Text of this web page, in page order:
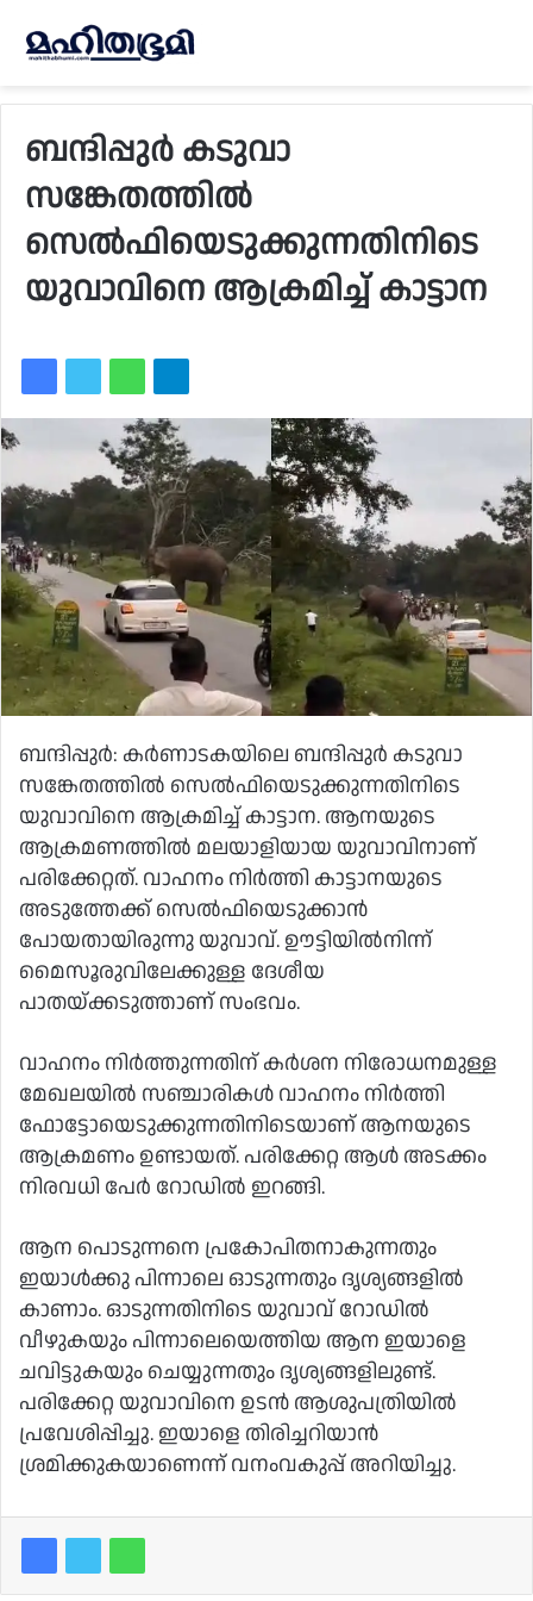
ബന്ദിപ്പുര്‍ കടുവാ
സങ്കേതത്തില്‍
സെല്‍ഫിയെടുക്കുന്നതിനിടെ
യുവാവിനെ ആക്രമിച്ച് കാട്ടാന
ബന്ദിപ്പുര്‍: കര്‍ണാടകയിലെ ബന്ദിപ്പുര്‍ കടുവാ
സങ്കേതത്തില്‍ സെല്‍ഫിയെടുക്കുന്നതിനിടെ
യുവാവിനെ ആക്രമിച്ച് കാട്ടാന. ആനയുടെ
ആക്രമണത്തില്‍ മലയാളിയായ യുവാവിനാണ്
പരിക്കേറ്റത്. വാഹനം നിര്‍ത്തി കാട്ടാനയുടെ
അടുത്തേക്ക് സെല്‍ഫിയെടുക്കാന്‍
പോയതായിരുന്നു യുവാവ്. ഊട്ടിയില്‍നിന്ന്
മൈസൂരുവിലേക്കുള്ള ദേശീയ
പാതയ്ക്കടുത്താണ് സംഭവം.
വാഹനം നിര്‍ത്തുന്നതിന് കര്‍ശന നിരോധനമുള്ള
മേഖലയില്‍ സഞ്ചാരികള്‍ വാഹനം നിര്‍ത്തി
ഫോട്ടോയെടുക്കുന്നതിനിടെയാണ് ആനയുടെ
ആക്രമണം ഉണ്ടായത്. പരിക്കേറ്റ ആള്‍ അടക്കം
നിരവധി പേര്‍ റോഡില്‍ ഇറങ്ങി.
ആന പൊടുന്നനെ പ്രകോപിതനാകുന്നതും
ഇയാള്‍ക്കു പിന്നാലെ ഓടുന്നതും ദൃശ്യങ്ങളില്‍
കാണാം. ഓടുന്നതിനിടെ യുവാവ് റോഡില്‍
വീഴുകയും പിന്നാലെയെത്തിയ ആന ഇയാളെ
ചവിട്ടുകയും ചെയ്യുന്നതും ദൃശ്യങ്ങളിലുണ്ട്.
പരിക്കേറ്റ യുവാവിനെ ഉടന്‍ ആശുപത്രിയില്‍
പ്രവേശിപ്പിച്ചു. ഇയാളെ തിരിച്ചറിയാന്‍
ശ്രമിക്കുകയാണെന്ന് വനംവകുപ്പ് അറിയിച്ചു.